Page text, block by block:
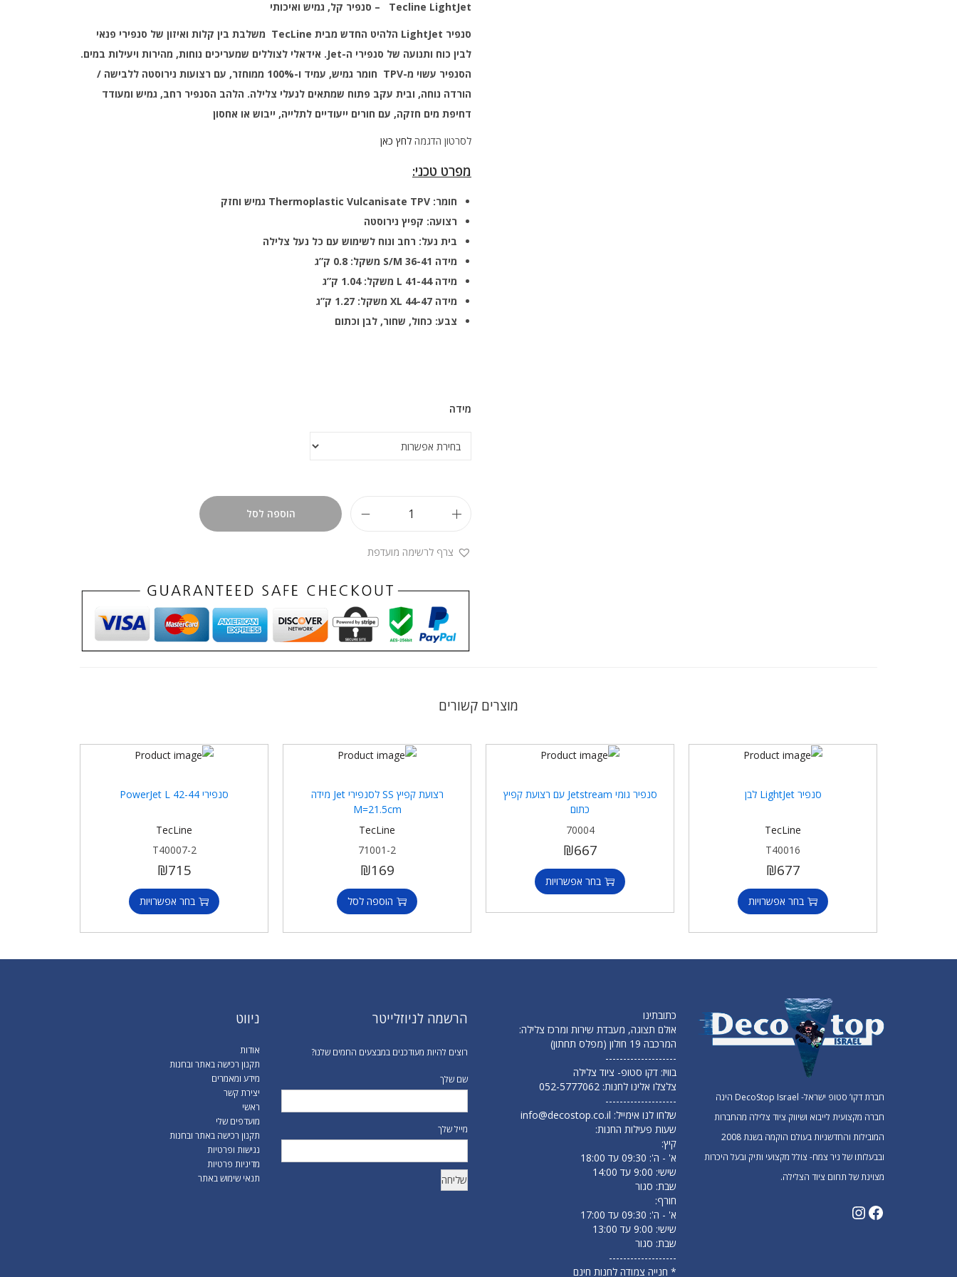
Tecline LightJet
– סנפיר קל, גמיש ואיכותי
סנפיר LightJet הלהיט החדש מבית TecLine משלבת בין קלות ואיזון של סנפירי פנאי
לבין כוח ותנועה של סנפירי ה-Jet. אידאלי לצוללים שמעריכים נוחות, מהירות ויעילות במים.
הסנפיר עשוי מ-TPV חומר גמיש, עמיד ו-100% ממוחזר, עם רצועות נירוסטה ללבישה /
הורדה נוחה, ובית עקב פתוח שמתאים לנעלי צלילה. הלהב הסנפיר רחב, גמיש ומעודד
דחיפת מים חזקה, עם חורים ייעודיים לתלייה, ייבוש או אחסון
לסרטון הדגמה לחץ כאן
מפרט טכני:
חומר: Thermoplastic Vulcanisate TPV
גמיש וחזק
רצועה: קפיץ נירוסטה
בית נעל: רחב ונוח לשימוש עם כל נעל צלילה
מידה
משקל: 0.8 ק”ג
מידה L 41-44
משקל: 1.04 ק”ג
מידה
משקל: 1.27 ק”ג
צבע: כחול, שחור, לבן וכתום
מידה
הוספה לסל
צרף לרשימה מועדפת
מוצרים קשורים
סנפיר LightJet לבן
TecLine
T40016
₪677
בחר אפשרויות
סנפיר גומי Jetstream עם רצועת קפיץ
כתום
70004
₪667
בחר אפשרויות
רצועת קפיץ SS לסנפירי Jet מידה
M=21.5cm
TecLine
71001-2
₪169
הוספה לסל
סנפירי PowerJet L 42-44
TecLine
T40007-2
₪715
בחר אפשרויות
ניווט
אודות
תקנון רכישה באתר ובחנות
מידע ומאמרים
יצירת קשר
ראשי
מועדפים שלי
תקנון רכישה באתר ובחנות
נגישות ופרטיות
מדיניות פרטיות
תנאי שימוש באתר
הרשמה לניוזלייטר
רוצים להיות מעודכנים במבצעים החמים שלנו?
שם שלך
מייל שלך
כתובתינו
אולם תצוגה, מעבדת שירות ומרכז צלילה:
המרכבה 19 חולון (מפלס תחתון)
--------------------
בוויז: דקו סטופ- ציוד צלילה
צלצלו אלינו לחנות:052-5777062
--------------------
שלחו לנו אימייל: info@decostop.co.il
שעות פעילות החנות:
קיץ:
א' - ה': 09:30 עד 18:00
שישי: 9:00 עד 14:00
שבת: סגור
חורף:
א' - ה': 09:30 עד 17:00
שישי: 9:00 עד 13:00
שבת: סגור
-------------------
* חנייה צמודה לחנות חינם
חברת דקו’ סטופ ישראל- DecoStop Israel הינה
חברה מקצועית לייבוא ושיווק ציוד צלילה מהחברות
המובילות והחדשניות בעולם הוקמה בשנת 2008
ובבעלותו של ניר צמח- צולל מקצועי ותיק ובעל היכרות
מצוינת של תחום ציוד הצלילה.